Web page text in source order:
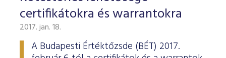
certifikátokra és warrantokra
2017. jan. 18.
A Budapesti Értéktőzsde (BÉT) 2017.